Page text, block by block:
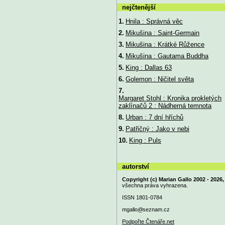
nejčtenější
1. Hnila : Správná věc
2. Mikušina : Saint-Germain
3. Mikušina : Krátké Růžence
4. Mikušina : Gautama Buddha
5. King : Dallas 63
6. Golemon : Ničitel světa
7.
Margaret Stohl : Kronika prokletých
zaklínačů 2 : Nádherná temnota
8. Urban : 7 dní hříchů
9. Patřičný : Jako v nebi
10. King : Puls
autorství
Copyright (c) Marian Gallo 2002 - 2026,
všechna práva vyhrazena.
ISSN 1801-0784
mgallo@seznam.cz
Podpořte Čtenáře.net